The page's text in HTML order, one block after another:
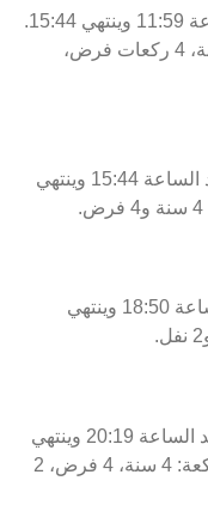
يبدأ وقت صلاة الظهر أفشار بالا عند الساعة 11:59 وينتهي 15:44.
تشمل صلاة الظهر 12 ركعة: 4 ركعات سنة، 4 ركعات فرض،
يبدأ وقت صلاة العصر اليوم أفشار بالا عند الساعة 15:44 وينتهي
يبدأ وقت صلاة المغرب أفشار بالا عند الساعة 18:50 وينتهي
يبدأ وقت صلاة العشاء أفشار بالا اليوم عند الساعة 20:19 وينتهي
عند الفجر. تشمل هذه الصلاة الليلية 17 ركعة: 4 سنة، 4 فرض، 2